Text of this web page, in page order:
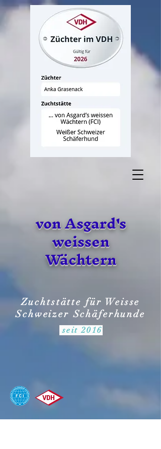
von Asgard's
weissen
Wächtern
Zuchtstätte für Weisse
Schweizer Schäferhunde
seit 2016